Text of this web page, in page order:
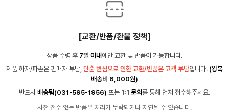
[교환/반품/환불 정책]
상품 수령 후 7일 이내 에만 교환 및 반품이 가능합니다.
제품 하자/파손은 판매자 부담, 단순 변심으로 인한 교환/반품은 고객 부담입니다. (왕복
배송비 6,000원)
반드시 배송팀(031-595-1956) 또는 1:1 문의 를 통해 먼저 접수해주세요.
사전 접수 없는 반품은 처리가 누락되거나 지연될 수 있습니다.